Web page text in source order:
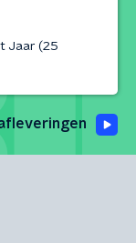
Jaar (25